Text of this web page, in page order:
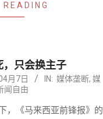
，只会换主子
月7日 IN: 媒体垄断, 媒
闻自由
，《马来西亚前锋报》的